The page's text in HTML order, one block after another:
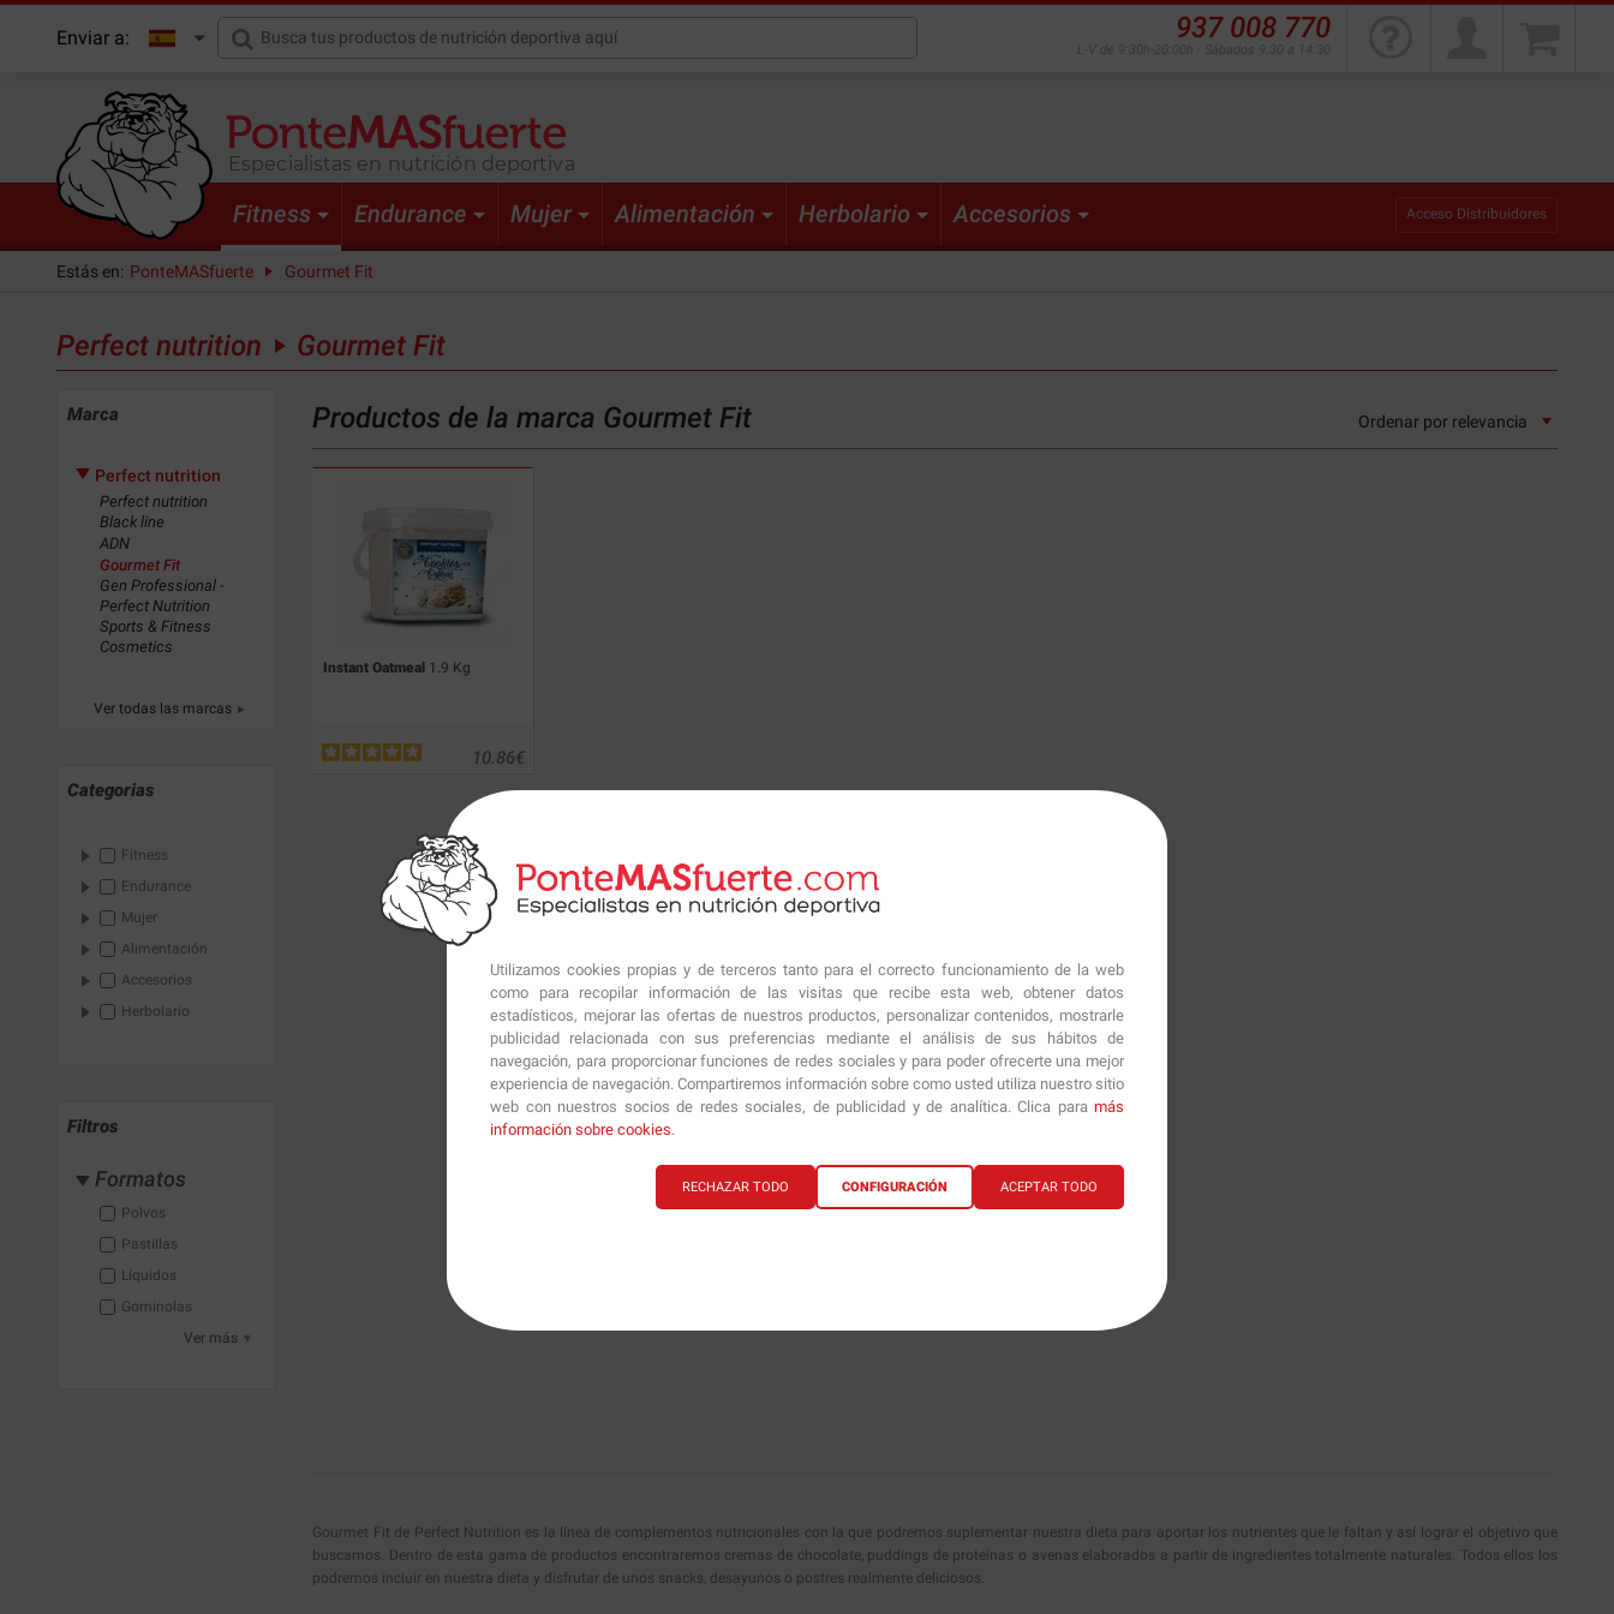
Utilizamos cookies propias y de terceros tanto para el correcto funcionamiento de la web
como para recopilar información de las visitas que recibe esta web, obtener datos
estadísticos, mejorar las ofertas de nuestros productos, personalizar contenidos, mostrarle
publicidad relacionada con sus preferencias mediante el análisis de sus hábitos de
navegación, para proporcionar funciones de redes sociales y para poder ofrecerte una mejor
experiencia de navegación. Compartiremos información sobre como usted utiliza nuestro sitio
web con nuestros socios de redes sociales, de publicidad y de analítica. Clica para más
información sobre cookies.
ACEPTAR TODO
RECHAZAR TODO CONFIGURACIÓN
Enviar a: 937 008 770
Especialistas en nutrición deportiva
Fitness Endurance Mujer Alimentación Herbolario Accesorios Acceso Distribuidores
Estás en: PonteMASfuerte Gourmet Fit
Perfect nutrition Gourmet Fit
Marca
Perfect nutrition
Perfect nutrition
Black line
ADN
Gourmet Fit
Gen Professional -
Perfect Nutrition
Sports & Fitness
Cosmetics
Ver todas las marcas
Categorias
Fitness
Endurance
Mujer
Alimentación
Accesorios
Herbolario
Filtros
Formatos
Polvos
Pastillas
Líquidos
Gominolas
Ver más
Productos de la marca Gourmet Fit Ordenar por relevancia
Instant Oatmeal 1.9 Kg
€
10.86
Gourmet Fit de Perfect Nutrition es la línea de complementos nutricionales con la que podremos suplementar nuestra dieta para aportar los nutrientes que le faltan y así lograr el objetivo que
buscamos. Dentro de esta gama de productos encontraremos cremas de chocolate, puddings de proteínas o avenas elaborados a partir de ingredientes totalmente naturales. Todos ellos los
podremos incluir en nuestra dieta y disfrutar de unos snacks, desayunos o postres realmente deliciosos.